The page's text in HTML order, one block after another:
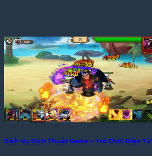
Dịch Vụ Dịch Thuật Game – Trò Chơi Điện Tử